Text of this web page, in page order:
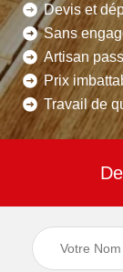
Devis et
Sans
Artisan
Prix
Travail de